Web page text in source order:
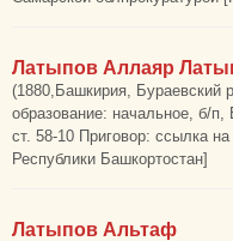
Латыпов Аллаяр
(1880,Башкирия, Бураевский
образование: начальное, б/
ст. 58-10 Приговор: ссылка
Республики Башкортостан]
Латыпов Альтаф